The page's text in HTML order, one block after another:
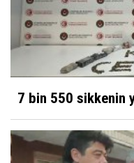
7 bin 550 sikkenin